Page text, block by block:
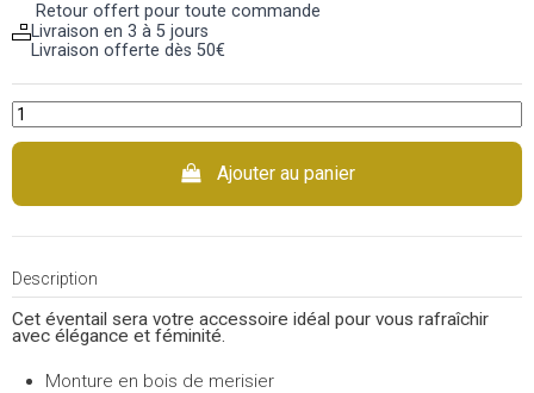
Retour offert pour toute commande
Livraison en 3 à 5 jours
Livraison offerte dès 50€
Ajouter au panier
Description
Cet éventail sera votre accessoire idéal pour vous rafraîchir
avec élégance et féminité.
Monture en bois de merisier